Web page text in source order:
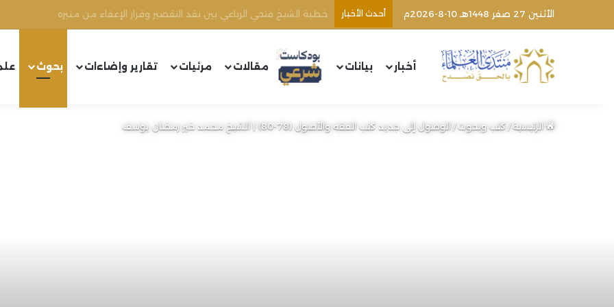
الأثنين 27 صفر 1448هـ 10-8-2026م أحدث الأخبار اغتيال الشيخ محمد أنور ريغي: جريمة تستهدف العلماء ووحدة المجتمع
أخبار بيانات مقالات مرئيات تقارير وإضاءات بحوث
الرئيسية/كتب وبحوث/الوصول إلى جديد كتب الفقه والأصول (78-80) | الشيخ محمد خير رمضان يوسف